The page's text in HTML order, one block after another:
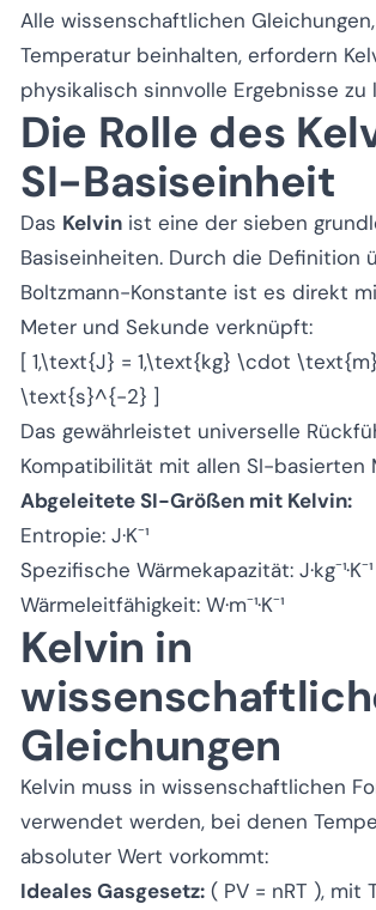
Alle wissenschaftlichen
Temperatur beinhalten, erfordern
physikalisch sinnvolle Ergebnisse zu
Die Rolle des
SI-Basiseinheit
Das Kelvin ist eine der sieben
Basiseinheiten. Durch die Definition
Boltzmann-Konstante ist es direkt
Meter und Sekunde verknüpft:
[ 1,\text{J} = 1,\text{kg} \cdot
\text{s}^{-2} ]
Das gewährleistet universelle
Kompatibilität mit allen SI-basierten
Abgeleitete SI-Größen mit Kelvin:
Entropie: J·K⁻¹
Spezifische Wärmekapazität: J·kg⁻¹·K⁻¹
Wärmeleitfähigkeit: W·m⁻¹·K⁻¹
Kelvin in
Gleichungen
Kelvin muss in wissenschaftlichen
verwendet werden, bei denen
absoluter Wert vorkommt:
Ideales Gasgesetz: ( PV = nRT ), mit